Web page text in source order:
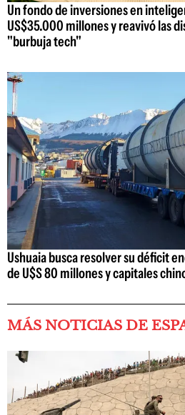
Un fondo de inversiones en
US$35.000 millones y reavivó las
"burbuja tech"
Ushuaia busca resolver su déficit
de U$S 80 millones y capitales
MÁS NOTICIAS DE